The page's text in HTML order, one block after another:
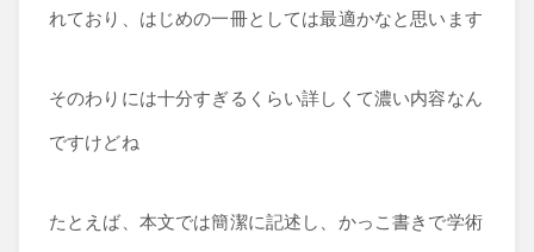
れており、はじめの一冊としては最適かなと思います
そのわりには十分すぎるくらい詳しくて濃い内容なん
ですけどね
たとえば、本文では簡潔に記述し、かっこ書きで学術